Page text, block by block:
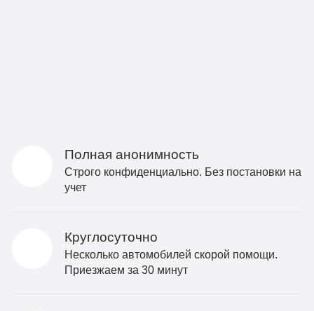
Полная анонимность
Строго конфиденциально. Без постановки на
учет
Круглосуточно
Несколько автомобилей скорой помощи.
Приезжаем за 30 минут